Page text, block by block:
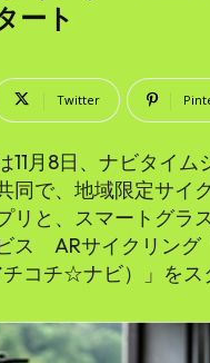
ート
Twitter
月8日、ナビタイム
同で、地域限定サイ
リと、スマートグラ
ス ARサイクリング
コチ☆ナビ）」をス